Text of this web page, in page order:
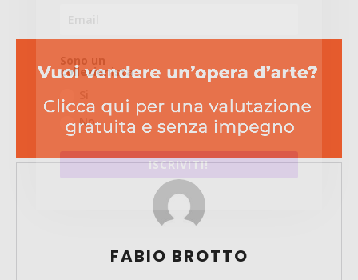
FABIO BROTTO
Sono un
collezionista
No
ISCRIVITI!